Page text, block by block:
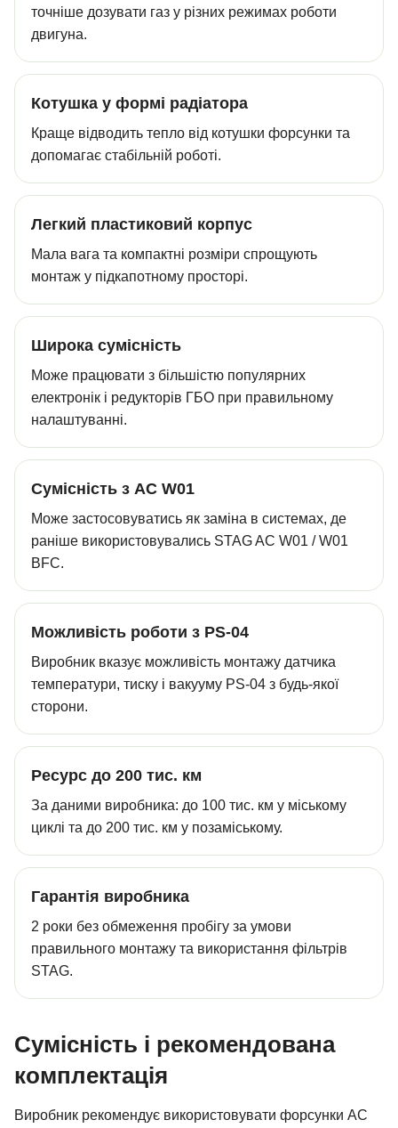
точніше дозувати газ у різних режимах роботи
двигуна.
Котушка у формі радіатора
Краще відводить тепло від котушки форсунки та
допомагає стабільній роботі.
Легкий пластиковий корпус
Мала вага та компактні розміри спрощують
монтаж у підкапотному просторі.
Широка сумісність
Може працювати з більшістю популярних
електронік і редукторів ГБО при правильному
налаштуванні.
Сумісність з AC W01
Може застосовуватись як заміна в системах, де
раніше використовувались STAG AC W01 / W01
BFC.
Можливість роботи з PS-04
Виробник вказує можливість монтажу датчика
температури, тиску і вакууму PS-04 з будь-якої
сторони.
Ресурс до 200 тис. км
За даними виробника: до 100 тис. км у міському
циклі та до 200 тис. км у позаміському.
Гарантія виробника
2 роки без обмеження пробігу за умови
правильного монтажу та використання фільтрів
STAG.
Сумісність і рекомендована
комплектація
Виробник рекомендує використовувати форсунки AC